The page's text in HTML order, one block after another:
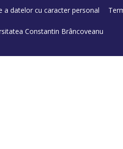
a datelor cu caracter personal
Constantin Brâncoveanu